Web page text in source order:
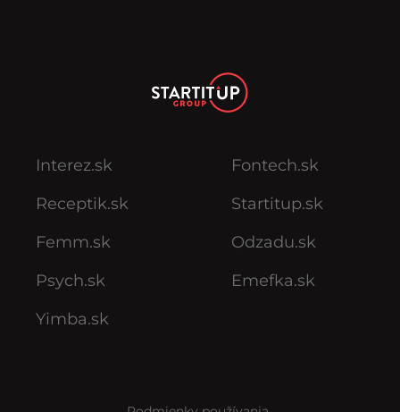
Interez.sk
Receptik.sk
Femm.sk
Psych.sk
Yimba.sk
Fontech.sk
Startitup.sk
Odzadu.sk
Emefka.sk